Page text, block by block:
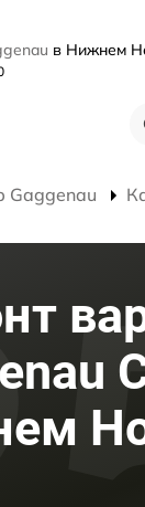
в Нижнем
Gaggenau